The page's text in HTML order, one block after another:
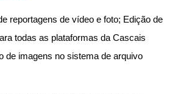
reportagens de vídeo e foto; Edição de
todas as plataformas da Cascais
de imagens no sistema de arquivo